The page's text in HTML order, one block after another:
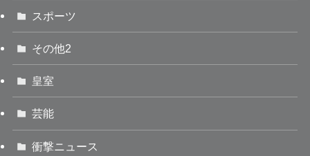
スポーツ
その他2
皇室
芸能
衝撃ニュース